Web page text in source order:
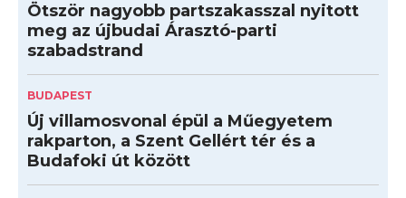
Ötször nagyobb partszakasszal nyitott
meg az újbudai Árasztó-parti
szabadstrand
BUDAPEST
Új villamosvonal épül a Műegyetem
rakparton, a Szent Gellért tér és a
Budafoki út között